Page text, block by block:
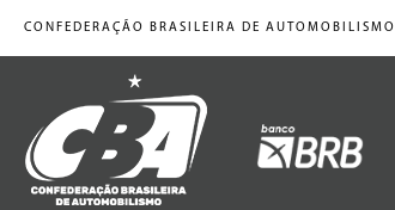
CONFEDERAÇÃO BRASILEIRA DE AUTOMOBILISMO